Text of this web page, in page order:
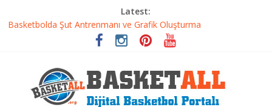
Latest:
Basketbolcu Beslenmesi: Performansı Artıran Bilimsel
Yaklaşımlar
Basketbolda Şut Antrenmanı ve Grafik Oluşturma
Dünyanın En İyi Basketbol Takımı: Gerçek Şampiyon Kim?
Etkili Basketbol Antrenmanı Nasıl Olmalı